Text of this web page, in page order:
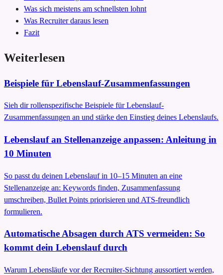
Was sich meistens am schnellsten lohnt
Was Recruiter daraus lesen
Fazit
Weiterlesen
Beispiele für Lebenslauf-Zusammenfassungen
Sieh dir rollenspezifische Beispiele für Lebenslauf-
Zusammenfassungen an und stärke den Einstieg deines Lebenslaufs.
Lebenslauf an Stellenanzeige anpassen: Anleitung in
10 Minuten
So passt du deinen Lebenslauf in 10–15 Minuten an eine
Stellenanzeige an: Keywords finden, Zusammenfassung
umschreiben, Bullet Points priorisieren und ATS-freundlich
formulieren.
Automatische Absagen durch ATS vermeiden: So
kommt dein Lebenslauf durch
Warum Lebensläufe vor der Recruiter-Sichtung aussortiert werden,